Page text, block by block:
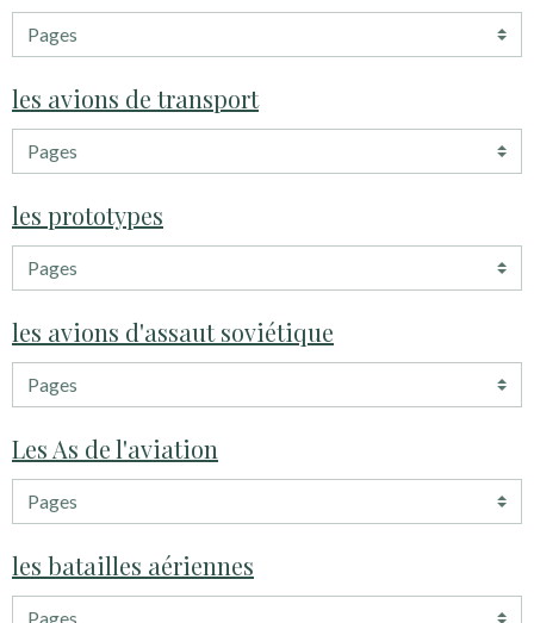
les avions de transport
les prototypes
les avions d'assaut soviétique
Les As de l'aviation
les batailles aériennes